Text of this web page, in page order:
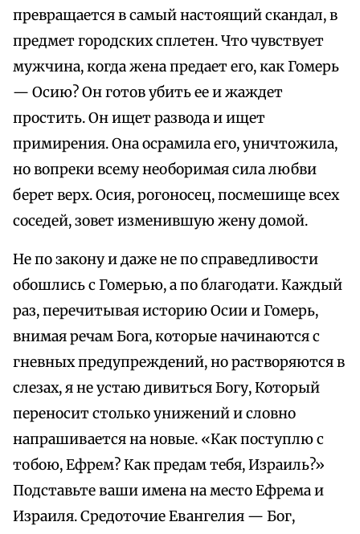
превращается в самый настоящий скандал, в
предмет городских сплетен. Что чувствует
мужчина, когда жена предает его, как Гомерь
— Осию? Он готов убить ее и жаждет
простить. Он ищет развода и ищет
примирения. Она осрамила его, уничтожила,
но вопреки всему необоримая сила любви
берет верх. Осия, рогоносец, посмешище всех
соседей, зовет изменившую жену домой.
Не по закону и даже не по справедливости
обошлись с Гомерью, а по благодати. Каждый
раз, перечитывая историю Осии и Гомерь,
внимая речам Бога, которые начинаются с
гневных предупреждений, но растворяются в
слезах, я не устаю дивиться Богу, Который
переносит столько унижений и словно
напрашивается на новые. «Как поступлю с
тобою, Ефрем? Как предам тебя, Израиль?»
Подставьте ваши имена на место Ефрема и
Израиля. Средоточие Евангелия — Бог,